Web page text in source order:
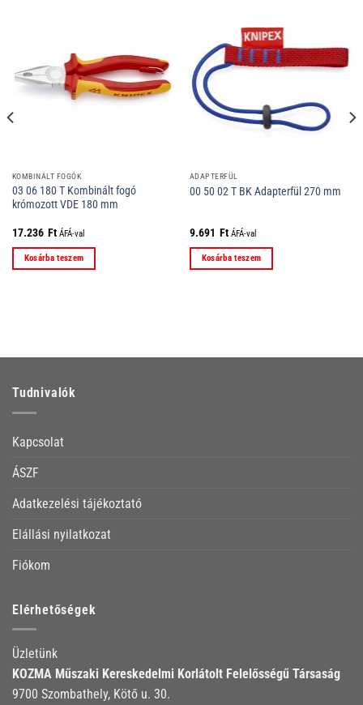
KOMBINÁLT FOGÓK
03 06 180 T Kombinált fogó
krómozott VDE 180 mm
17.236 Ft ÁFÁ-val
Kosárba teszem
ADAPTERFÜL
00 50 02 T BK Adapterfül 270 mm
9.691 Ft ÁFÁ-val
Kosárba teszem
Tudnivalók
Kapcsolat
ÁSZF
Adatkezelési tájékoztató
Elállási nyilatkozat
Fiókom
Elérhetőségek
Üzletünk
KOZMA Műszaki Kereskedelmi Korlátolt Felelősségű Társaság
9700 Szombathely, Kötő u. 30.